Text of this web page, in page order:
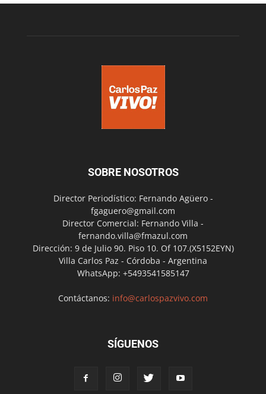
SOBRE NOSOTROS
Director Periodístico: Fernando Agüero -
fgaguero@gmail.com
Director Comercial: Fernando Villa -
fernando.villa@fmazul.com
Dirección: 9 de Julio 90. Piso 10. Of 107.(X5152EYN)
Villa Carlos Paz - Córdoba - Argentina
WhatsApp: +5493541585147
Contáctanos: info@carlospazvivo.com
SÍGUENOS